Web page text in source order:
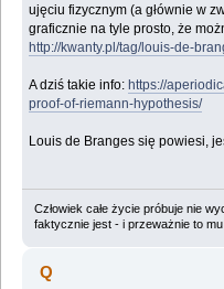
ujęciu fizycznym (a głównie w
graficznie na tyle prosto, że
http://kwanty.pl/tag/louis-de-
A dziś takie info: https://
proof-of-riemann-hypothesis/
Louis de Branges się powiesi,
Człowiek całe życie próbuje nie
faktycznie jest - i przeważnie to
Q